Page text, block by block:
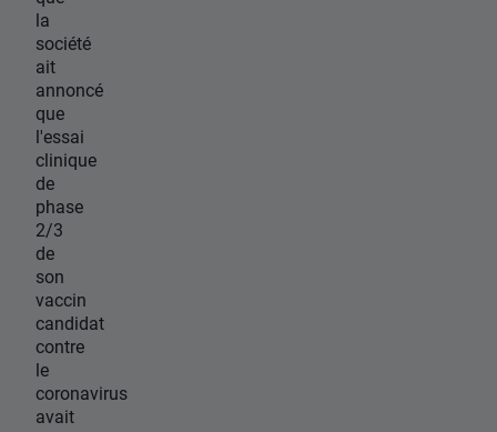
la
société
ait
annoncé
que
l'essai
clinique
de
phase
2/3
de
son
vaccin
candidat
contre
le
coronavirus
avait